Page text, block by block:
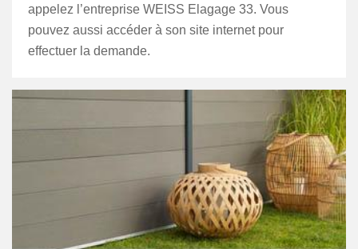
appelez l’entreprise WEISS Elagage 33. Vous
pouvez aussi accéder à son site internet pour
effectuer la demande.